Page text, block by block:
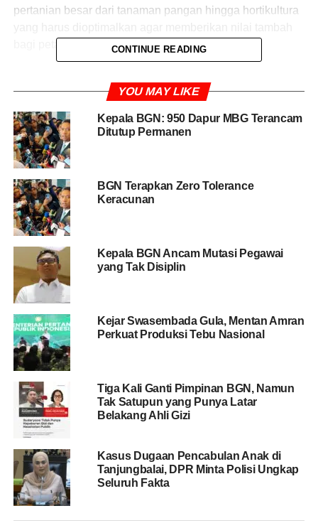
pertanian besar dari tanaman pangan hingga hortikultura
memaparkan, di sini jagungnya juara, berasnya juara,
sayurannya juara, jeruknya apalagi, saya tadi makan
sampai lima. Tinggal kita optimalkan sampai hilirnya
sehingga petani makin sejahtera,” kata Wamentan
Sudaryono.
Dirinya menjelaskan saat ini pemerintah terus
memperbaiki tata kelola pertanian mulai dari stabilisasi
harga, penyediaan sarana produksi, hingga distribusi.
dapat dicapai apabila seluruh rantai nilai dari hulu hingga
hilir dibangun secara terintegrasi.
BACA JUGA
Seorang Perempuan Muda di Deli
Serdang Tewas Meninggal Dunia Terjepit Lift
sudah ada. Tinggal diatur. Kalau pasar dalam negeri tidak
cukup, kita buka pasar luar negeri. Ini justru kelebihan
Tanah Karo, komoditasnya ada, kualitasnya bagus.
Sudaryono.
Sudaryono menambahkan, pemerintah telah
CONTINUE READING
YOU MAY LIKE
Kepala BGN: 950 Dapur MBG Terancam
Ditutup Permanen
BGN Terapkan Zero Tolerance
Keracunan
Kepala BGN Ancam Mutasi Pegawai
yang Tak Disiplin
Kejar Swasembada Gula, Mentan Amran
Perkuat Produksi Tebu Nasional
Tiga Kali Ganti Pimpinan BGN, Namun
Tak Satupun yang Punya Latar
Belakang Ahli Gizi
Kasus Dugaan Pencabulan Anak di
Tanjungbalai, DPR Minta Polisi Ungkap
Seluruh Fakta